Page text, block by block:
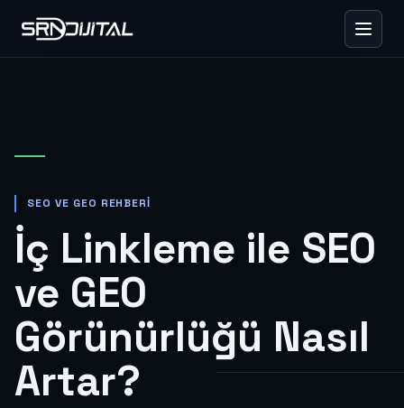
SEO VE GEO REHBERI
İç Linkleme ile SEO
ve GEO
Görünürlüğü Nasıl
Artar?